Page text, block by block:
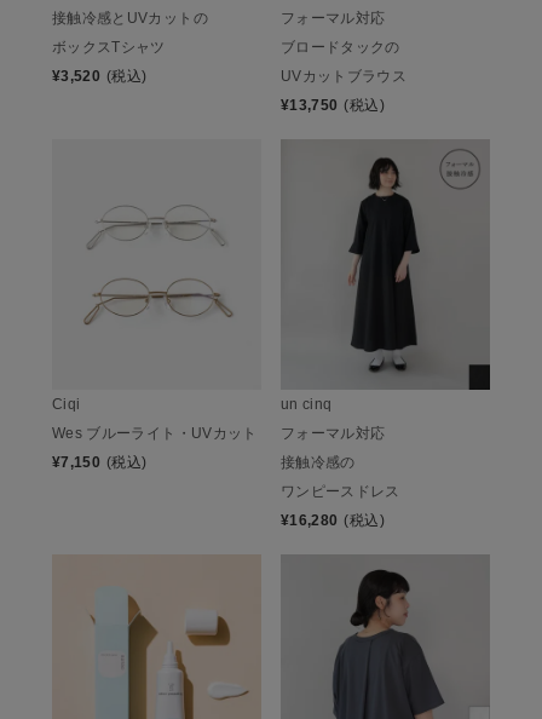
接触冷感とUVカットの
ボックスTシャツ
¥3,520 (税込)
フォーマル対応
ブロードタックの
UVカットブラウス
¥13,750 (税込)
Ciqi
Wes ブルーライト・UVカット
¥7,150 (税込)
un cinq
フォーマル対応
接触冷感の
ワンピースドレス
¥16,280 (税込)